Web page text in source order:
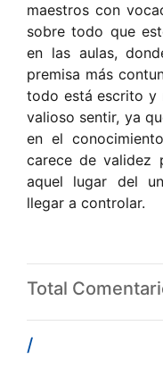
maestros con
sobre todo que
en las aulas,
premisa más
todo está escrito y
valioso sentir, ya
en el
carece de validez
aquel lugar del
llegar a controlar.
Total
/